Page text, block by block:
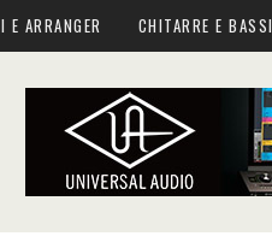
E ARRANGER CHITARRE E BASSI